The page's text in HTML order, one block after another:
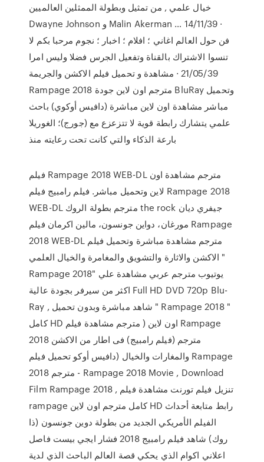
خيال علمي , من تمثيل وبطولة الممثلين العالميين
Dwayne Johnson و Malin Akerman … 14/11/39 ·
فن حول العالم اغاني ؛ افلام ؛ اخبار ؛ نجوم مرحبا بكم لا
تنسوا الاشتراك بالقناة وتفعيل الجرس فضلا وليس امرا
21/05/39 · مشاهدة و تحميل فيلم الاكشن والجريمة
Rampage 2018 مترجم اون لاين جودة BluRay وتحميل
مباشر مشاهدة اون لاين مباشرة (دافيس أوكوي) باحث
علمي يتشارك رابطة قوية لا تتزعزع مع (جورج)؛ الغوريلا
بارعة الذكاء والتي كانت تحت رعايته منذ
فيلم Rampage 2018 WEB-DL مترجم مشاهدة اون
لاين وتحميل مباشر. فيلم رامبيج فيلم Rampage 2018
WEB-DL مترجم بطولة الروك the rock جيفري ديان
مورغان، دواين جونسون، مالين اكرمان فيلم Rampage
2018 WEB-DL مترجم مشاهدة مباشرة وتحميل فيلم
الاكشن والاثارة والتشويق والمغامرة والخيال العلمي "
Rampage 2018" يوتيوب مترجم عربي مشاهدة علي
اكثر من سيرفر بجودة عالية Full HD DVD 720p Blu-
Ray , شاهد مباشرة وبدون تحميل " Rampage 2018 "
كامل HD اون لاين ( مترجم مشاهدة فيلم Rampage
2018 مترجم (فيلم رامبيج) فى اطار من الاكشن
والمغارات والخيال (دافيس أوكو تحميل فيلم Rampage
2018 مترجم - Rampage 2018 Movie , Download
Film Rampage 2018 , تنزيل فيلم تورنت مشاهدة فيلم
rampage كامل مترجم اون لاين HD رابط متابعة أحداث
الفيلم الأمريكي الجديد من بطولة دوين جونسون (ذا
روك) شاهد فيلم رامبيج 2018 فشار ايجي بيست فاصل
اعلاني اكوام الذي يحكي قصة العالم الباحث الذي لدية